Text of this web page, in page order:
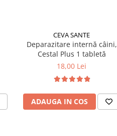
CEVA SANTE
Deparazitare internă câini,
Cestal Plus 1 tabletă
18,00 Lei
ADAUGA IN COS